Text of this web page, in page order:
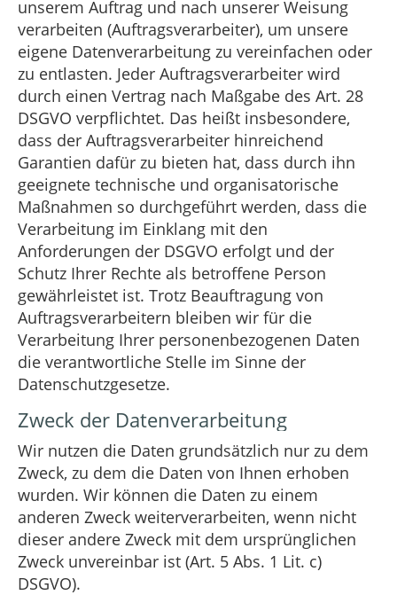
unserem Auftrag und nach unserer Weisung
verarbeiten (Auftragsverarbeiter), um unsere
eigene Datenverarbeitung zu vereinfachen oder
zu entlasten. Jeder Auftragsverarbeiter wird
durch einen Vertrag nach Maßgabe des Art. 28
DSGVO verpflichtet. Das heißt insbesondere,
dass der Auftragsverarbeiter hinreichend
Garantien dafür zu bieten hat, dass durch ihn
geeignete technische und organisatorische
Maßnahmen so durchgeführt werden, dass die
Verarbeitung im Einklang mit den
Anforderungen der DSGVO erfolgt und der
Schutz Ihrer Rechte als betroffene Person
gewährleistet ist. Trotz Beauftragung von
Auftragsverarbeitern bleiben wir für die
Verarbeitung Ihrer personenbezogenen Daten
die verantwortliche Stelle im Sinne der
Datenschutzgesetze.
Zweck der Datenverarbeitung
Wir nutzen die Daten grundsätzlich nur zu dem
Zweck, zu dem die Daten von Ihnen erhoben
wurden. Wir können die Daten zu einem
anderen Zweck weiterverarbeiten, wenn nicht
dieser andere Zweck mit dem ursprünglichen
Zweck unvereinbar ist (Art. 5 Abs. 1 Lit. c)
DSGVO).